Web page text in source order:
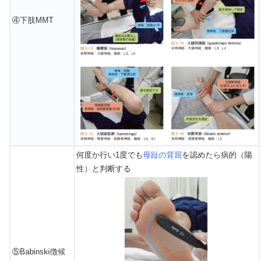
④下肢MMT
⑤Babinski徴候
何度か行い1度でも母趾の背屈を認めたら病的（陽
性）と判断する